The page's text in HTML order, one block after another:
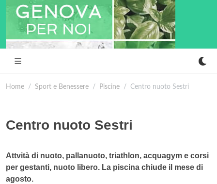
Home Sport e Benessere Piscine Centro nuoto Sestri
Centro nuoto Sestri
Attvità di nuoto, pallanuoto, triathlon, acquagym e corsi
per gestanti, nuoto libero. La piscina chiude il mese di
agosto.